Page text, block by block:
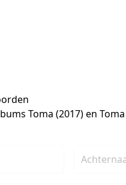
Toma (2017) en Toma